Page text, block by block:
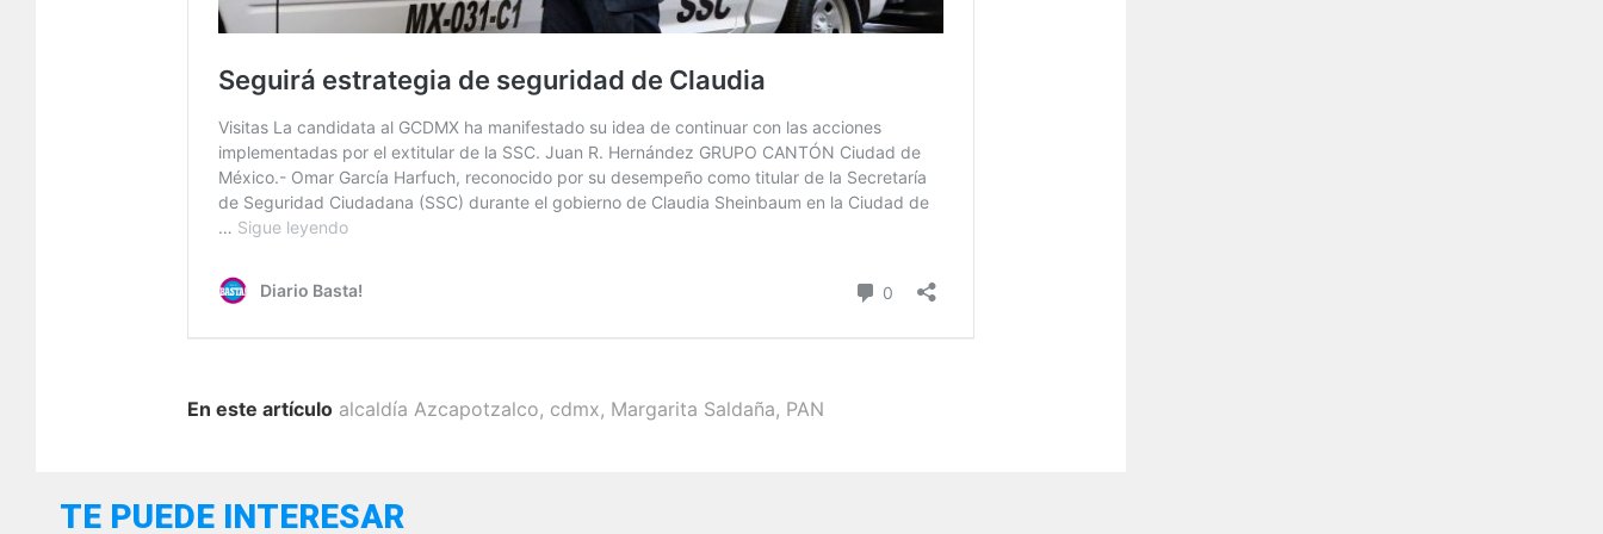
En este artículo alcaldía Azcapotzalco, cdmx, Margarita Saldaña, PAN
TE PUEDE INTERESAR